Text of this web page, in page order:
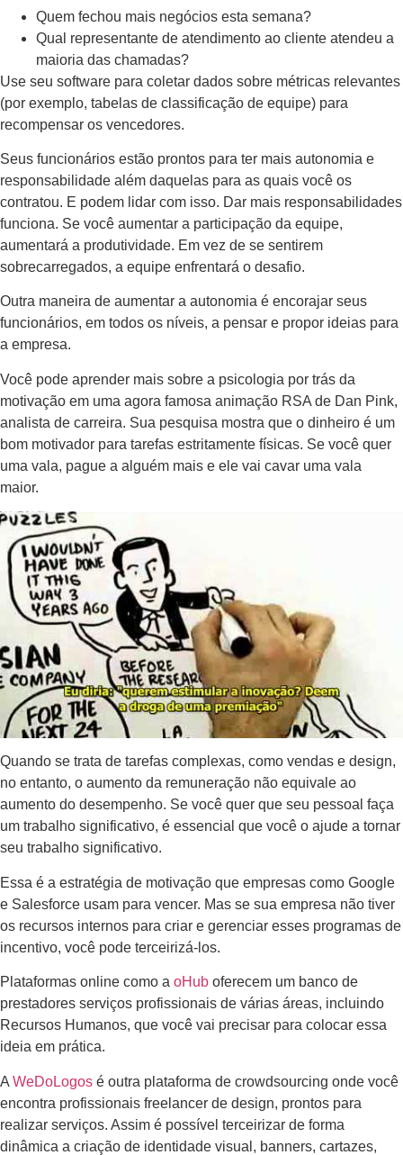
Quem fechou mais negócios esta semana?
Qual representante de atendimento ao cliente atendeu a
maioria das chamadas?
Use seu software para coletar dados sobre métricas relevantes
(por exemplo, tabelas de classificação de equipe) para
recompensar os vencedores.
Seus funcionários estão prontos para ter mais autonomia e
responsabilidade além daquelas para as quais você os
contratou. E podem lidar com isso. Dar mais responsabilidades
funciona. Se você aumentar a participação da equipe,
aumentará a produtividade. Em vez de se sentirem
sobrecarregados, a equipe enfrentará o desafio.
Outra maneira de aumentar a autonomia é encorajar seus
funcionários, em todos os níveis, a pensar e propor ideias para
a empresa.
Você pode aprender mais sobre a psicologia por trás da
motivação em uma agora famosa animação RSA de Dan Pink,
analista de carreira. Sua pesquisa mostra que o dinheiro é um
bom motivador para tarefas estritamente físicas. Se você quer
uma vala, pague a alguém mais e ele vai cavar uma vala
maior.
Quando se trata de tarefas complexas, como vendas e design,
no entanto, o aumento da remuneração não equivale ao
aumento do desempenho. Se você quer que seu pessoal faça
um trabalho significativo, é essencial que você o ajude a tornar
seu trabalho significativo.
Essa é a estratégia de motivação que empresas como Google
e Salesforce usam para vencer. Mas se sua empresa não tiver
os recursos internos para criar e gerenciar esses programas de
incentivo, você pode terceirizá-los.
Plataformas online como a oHub oferecem um banco de
prestadores serviços profissionais de várias áreas, incluindo
Recursos Humanos, que você vai precisar para colocar essa
ideia em prática.
A WeDoLogos é outra plataforma de crowdsourcing onde você
encontra profissionais freelancer de design, prontos para
realizar serviços. Assim é possível terceirizar de forma
dinâmica a criação de identidade visual, banners, cartazes,